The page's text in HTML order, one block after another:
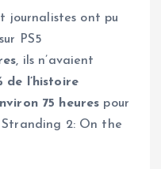
journalistes ont pu
PS5
, ils n’avaient
de l’histoire
75 heures pour
2: On the